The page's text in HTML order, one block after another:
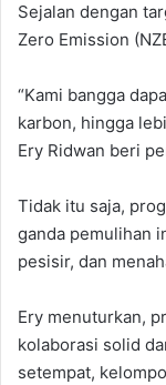
Sejalan dengan
Zero Emission
“Kami bangga
karbon, hingga
Ery Ridwan beri
Tidak itu saja,
ganda pemulihan
pesisir, dan
Ery menuturkan,
kolaborasi solid
setempat,